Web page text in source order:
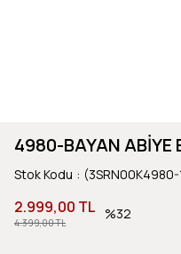
4980-BAYAN ABİYE
Stok Kodu
4.399,00 TL
2.999,00 TL 32